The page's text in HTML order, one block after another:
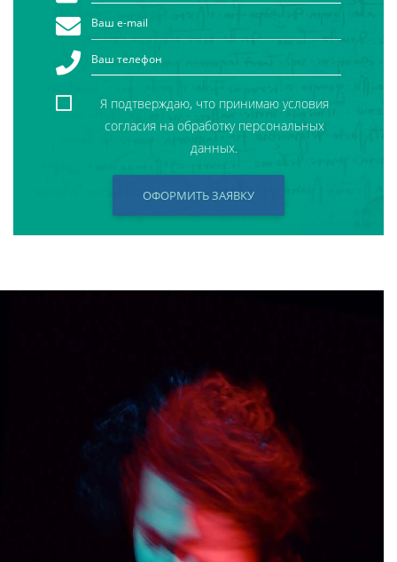
Я подтверждаю, что принимаю условия
согласия на обработку персональных
данных.
ОФОРМИТЬ ЗАЯВКУ